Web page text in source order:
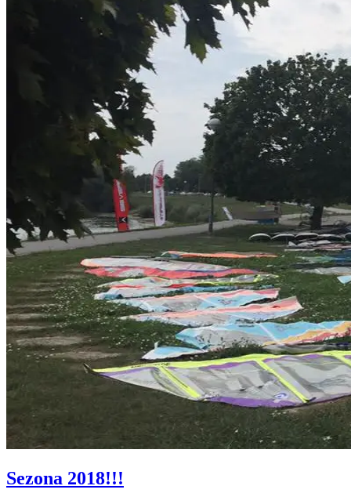
Sezona 2018!!!